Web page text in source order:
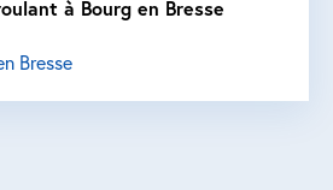
à Bourg en Bresse
Bresse